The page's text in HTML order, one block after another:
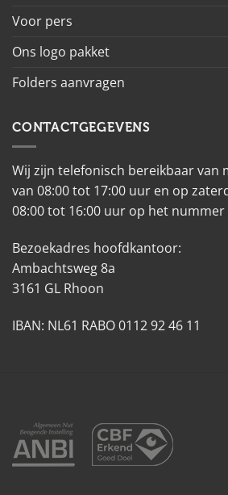
Voor pers
Ons logo pakket
Folders aanvragen
CONTACTGEGEVENS
Wij zijn telefonisch bereikbaar van
van 08:00 tot 17:00 uur en op
08:00 tot 16:00 uur op het nummer
Bezoekadres hoofdkantoor:
Ambachtsweg 8a
3161 GL Rhoon
IBAN: NL61 RABO 0112 92 46 11